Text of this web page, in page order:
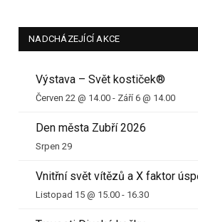
NADCHÁZEJÍCÍ AKCE
Výstava – Svět kostiček®
Červen 22 @ 14.00 - Září 6 @ 14.00
Den města Zubří 2026
Srpen 29
Vnitřní svět vítězů a X faktor
Listopad 15 @ 15.00 - 16.30